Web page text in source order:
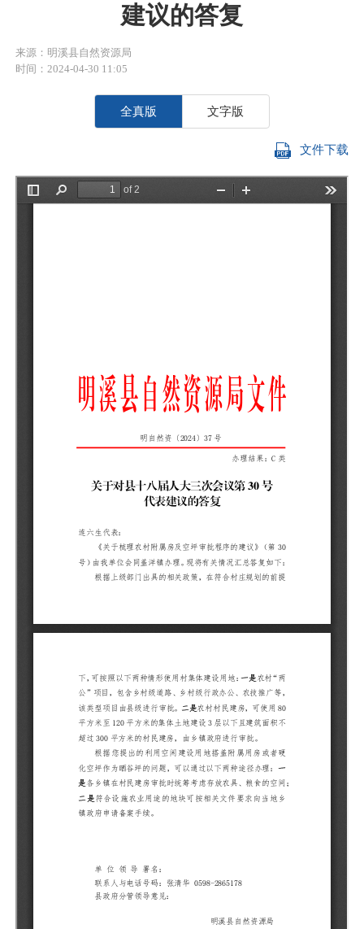
建议的答复
来源：明溪县自然资源局
时间：2024-04-30 11:05
全真版 文字版
文件下载